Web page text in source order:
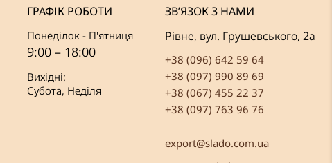
ГРАФІК РОБОТИ
Понеділок - П'ятниця
9:00 – 18:00
Вихідні:
Субота, Неділя
ЗВ’ЯЗОК З НАМИ
Рівне, вул. Грушевського, 2а
+38 (096) 642 59 64
+38 (097) 990 89 69
+38 (067) 455 22 37
+38 (097) 763 96 76
export@slado.com.ua